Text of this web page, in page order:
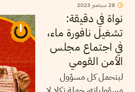
28 سبتمبر 2023
نواة في دقيقة:
تشغيل نافورة ماء،
في اجتماع مجلس
الأمن القومي
ليتحمل كل مسؤول